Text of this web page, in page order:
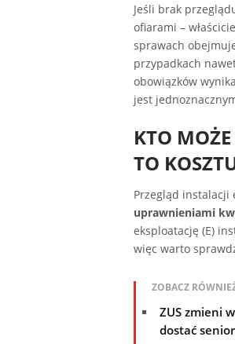
Jeśli brak
ofiarami –
sprawach
przypadkach
obowiązków
jest
KTO
TO
Przegląd instalacji
uprawnieniami
eksploatację (E)
więc warto
ZOBACZ
ZUS zmieni
dostać